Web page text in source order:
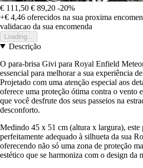
€ 111,50 € 89,20 -20%
+€ 4,46 oferecidos na sua proxima
validacao da sua encomenda
Loading...
Descrição
O para-brisa Givi para Royal Enfield
essencial para melhorar a sua experiência
Projetado com uma atenção especial aos
oferece uma proteção ótima contra o vento
que você desfrute dos seus passeios na
desconforto.
Medindo 45 x 51 cm (altura x largura), este
perfeitamente adequado à silhueta da sua
oferecendo não só uma zona de proteção
estético que se harmoniza com o design da